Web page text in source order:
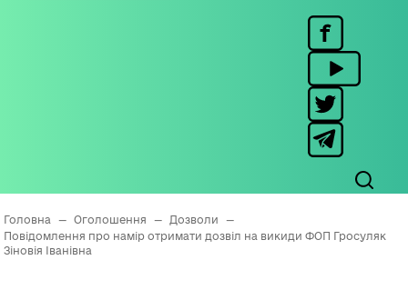
Головна — Оголошення — Дозволи
—
Повідомлення про намір отримати дозвіл на викиди ФОП Гросуляк
Зіновія Іванівна